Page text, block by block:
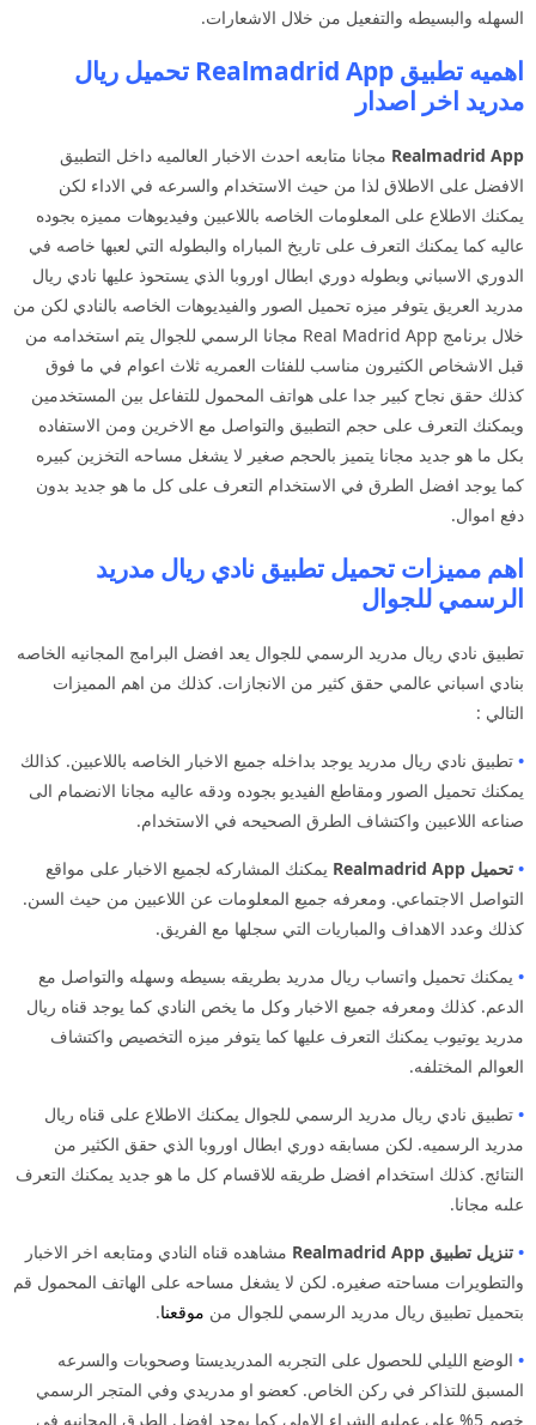
السهله والبسيطه والتفعيل من خلال الاشعارات.
اهميه تطبيق Realmadrid App تحميل ريال
مدريد اخر اصدار
Realmadrid App مجانا متابعه احدث الاخبار العالميه داخل التطبيق
الافضل على الاطلاق لذا من حيث الاستخدام والسرعه في الاداء لكن
يمكنك الاطلاع على المعلومات الخاصه باللاعبين وفيديوهات مميزه بجوده
عاليه كما يمكنك التعرف على تاريخ المباراه والبطوله التي لعبها خاصه في
الدوري الاسباني وبطوله دوري ابطال اوروبا الذي يستحوذ عليها نادي ريال
مدريد العريق يتوفر ميزه تحميل الصور والفيديوهات الخاصه بالنادي لكن من
خلال برنامج Real Madrid App مجانا الرسمي للجوال يتم استخدامه من
قبل الاشخاص الكثيرون مناسب للفئات العمريه ثلاث اعوام في ما فوق
كذلك حقق نجاح كبير جدا على هواتف المحمول للتفاعل بين المستخدمين
ويمكنك التعرف على حجم التطبيق والتواصل مع الاخرين ومن الاستفاده
بكل ما هو جديد مجانا يتميز بالحجم صغير لا يشغل مساحه التخزين كبيره
كما يوجد افضل الطرق في الاستخدام التعرف على كل ما هو جديد بدون
دفع اموال.
اهم مميزات تحميل تطبيق نادي ريال مدريد
الرسمي للجوال
تطبيق نادي ريال مدريد الرسمي للجوال يعد افضل البرامج المجانيه الخاصه
بنادي اسباني عالمي حقق كثير من الانجازات. كذلك من اهم المميزات
التالي :
• تطبيق نادي ريال مدريد يوجد بداخله جميع الاخبار الخاصه باللاعبين. كذالك
يمكنك تحميل الصور ومقاطع الفيديو بجوده ودقه عاليه مجانا الانضمام الى
صناعه اللاعبين واكتشاف الطرق الصحيحه في الاستخدام.
• تحميل Realmadrid App
يمكنك المشاركه لجميع الاخبار على مواقع
التواصل الاجتماعي. ومعرفه جميع المعلومات عن اللاعبين من حيث السن.
كذلك وعدد الاهداف والمباريات التي سجلها مع الفريق.
• يمكنك تحميل واتساب ريال مدريد بطريقه بسيطه وسهله والتواصل مع
الدعم. كذلك ومعرفه جميع الاخبار وكل ما يخص النادي كما يوجد قناه ريال
مدريد يوتيوب يمكنك التعرف عليها كما يتوفر ميزه التخصيص واكتشاف
العوالم المختلفه.
• تطبيق نادي ريال مدريد الرسمي للجوال يمكنك الاطلاع على قناه ريال
مدريد الرسميه. لكن مسابقه دوري ابطال اوروبا الذي حقق الكثير من
النتائج. كذلك استخدام افضل طريقه للاقسام كل ما هو جديد يمكنك التعرف
علىه مجانا.
• تنزيل تطبيق Realmadrid App
مشاهده قناه النادي ومتابعه اخر الاخبار
والتطويرات مساحته صغيره. لكن لا يشغل مساحه على الهاتف المحمول قم
بتحميل تطبيق ريال مدريد الرسمي للجوال من موقعنا.
• الوضع الليلي للحصول على التجربه المدريديستا وصحوبات والسرعه
المسبق للتذاكر في ركن الخاص. كعضو او مدريدي وفي المتجر الرسمي
خصم 5% على عمليه الشراء الاولى كما يوجد افضل الطرق المجانيه في